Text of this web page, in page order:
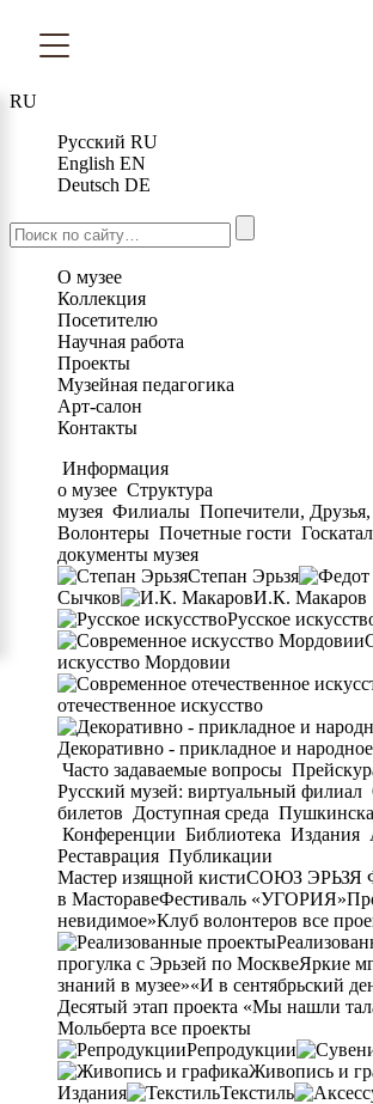
RU
Русский RU
English EN
Deutsch DE
О музее
Коллекция
Посетителю
Научная работа
Проекты
Музейная педагогика
Арт-салон
Контакты
Информация
о музее Структура
музея Филиалы Попечители, Друзья,
Волонтеры Почетные гости
документы музея
Степан Эрьзя
Сычков
И.К. Макаров
Русское
искусство Мордовии
отечественное искусство
Декоративно - прикладное и
Часто задаваемые вопросы
Русский музей: виртуальный филиал
билетов Доступная среда
Конференции Библиотека Издания
Реставрация Публикации
Мастер изящной кистиСОЮЗ ЭРЬЗЯ
в МасторавеФестиваль «УГОРИЯ»
невидимое»Клуб волонтеров все
прогулка с Эрьзей по МосквеЯркие
знаний в музее»«И в сентябрьский
Десятый этап проекта «Мы нашли
Мольберта все проекты
Репродукции
Живопись и
Издания
Текстиль